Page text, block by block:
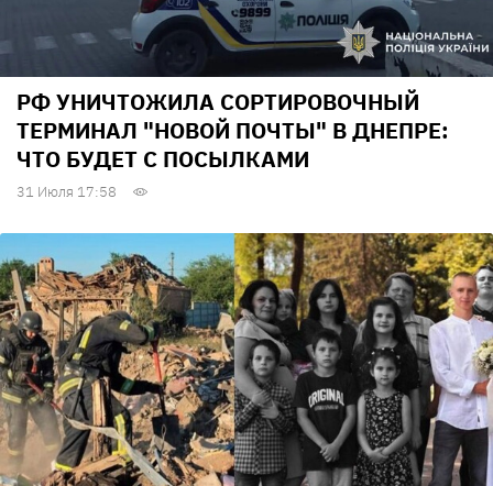
РФ УНИЧТОЖИЛА СОРТИРОВОЧНЫЙ
ТЕРМИНАЛ "НОВОЙ ПОЧТЫ" В ДНЕПРЕ:
ЧТО БУДЕТ С ПОСЫЛКАМИ
31 Июля 17:58